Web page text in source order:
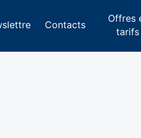
Contacts
Offres
tarifs